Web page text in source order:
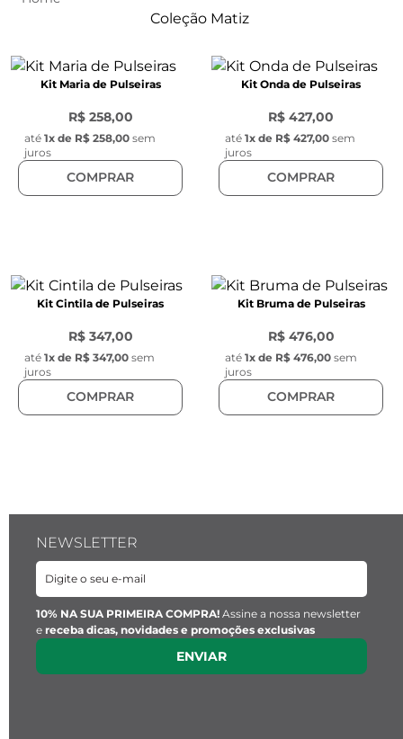
Coleção Matiz
Kit Maria de Pulseiras
R$ 258,00
até 1x de R$ 258,00 sem
juros
COMPRAR
Kit Onda de Pulseiras
R$ 427,00
até 1x de R$ 427,00 sem
juros
COMPRAR
Kit Cintila de Pulseiras
R$ 347,00
até 1x de R$ 347,00 sem
juros
COMPRAR
Kit Bruma de Pulseiras
R$ 476,00
até 1x de R$ 476,00 sem
juros
COMPRAR
NEWSLETTER
10% NA SUA PRIMEIRA COMPRA! Assine a nossa newsletter
e receba dicas, novidades e promoções exclusivas
ENVIAR